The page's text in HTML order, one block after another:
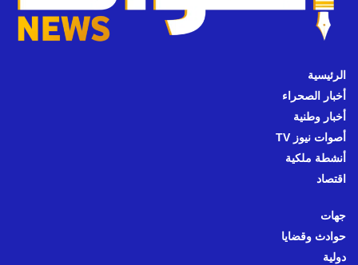
الرئيسية
أخبار الصحراء
أخبار وطنية
أصوات نيوز TV
أنشطة ملكية
اقتصاد
جهات
حوادث وقضايا
دولية